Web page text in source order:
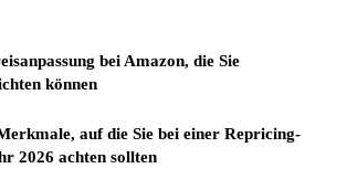
bei Amazon, die Sie
können
auf die Sie bei einer Repricing-
2026 achten sollten